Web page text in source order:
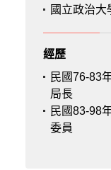
國立政治
經歷
民國76-83
局長
民國83-98
委員